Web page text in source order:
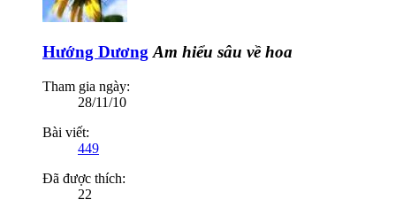
Hướng Dương Am hiểu sâu về hoa
Tham gia ngày:
28/11/10
Bài viết:
449
Đã được thích:
22